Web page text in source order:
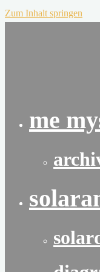
Zum Inhalt springen
me